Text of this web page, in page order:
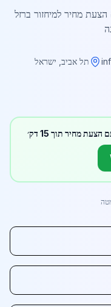
הצעת מחיר למיחזור ברזל
תל אביב, ישראל
מחיר תוך 15 דק׳